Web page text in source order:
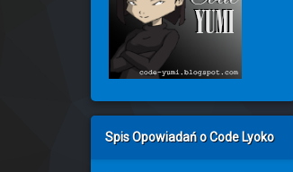
Spis Opowiadań o Code Lyoko